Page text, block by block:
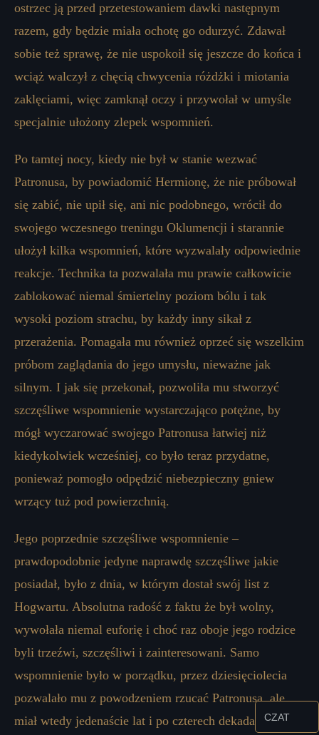
ostrzec ją przed przetestowaniem dawki następnym
razem, gdy będzie miała ochotę go odurzyć. Zdawał
sobie też sprawę, że nie uspokoił się jeszcze do końca i
wciąż walczył z chęcią chwycenia różdżki i miotania
zaklęciami, więc zamknął oczy i przywołał w umyśle
specjalnie ułożony zlepek wspomnień.
Po tamtej nocy, kiedy nie był w stanie wezwać
Patronusa, by powiadomić Hermionę, że nie próbował
się zabić, nie upił się, ani nic podobnego, wrócił do
swojego wczesnego treningu Oklumencji i starannie
ułożył kilka wspomnień, które wyzwalały odpowiednie
reakcje. Technika ta pozwalała mu prawie całkowicie
zablokować niemal śmiertelny poziom bólu i tak
wysoki poziom strachu, by każdy inny sikał z
przerażenia. Pomagała mu również oprzeć się wszelkim
próbom zaglądania do jego umysłu, nieważne jak
silnym. I jak się przekonał, pozwoliła mu stworzyć
szczęśliwe wspomnienie wystarczająco potężne, by
mógł wyczarować swojego Patronusa łatwiej niż
kiedykolwiek wcześniej, co było teraz przydatne,
ponieważ pomogło odpędzić niebezpieczny gniew
wrzący tuż pod powierzchnią.
Jego poprzednie szczęśliwe wspomnienie –
prawdopodobnie jedyne naprawdę szczęśliwe jakie
posiadał, było z dnia, w którym dostał swój list z
Hogwartu. Absolutna radość z faktu że był wolny,
wywołała niemal euforię i choć raz oboje jego rodzice
byli trzeźwi, szczęśliwi i zainteresowani. Samo
wspomnienie było w porządku, przez dziesięciolecia
pozwalało mu z powodzeniem rzucać Patronusa, ale
miał wtedy jedenaście lat i po czterech dekadach piekła
CZAT